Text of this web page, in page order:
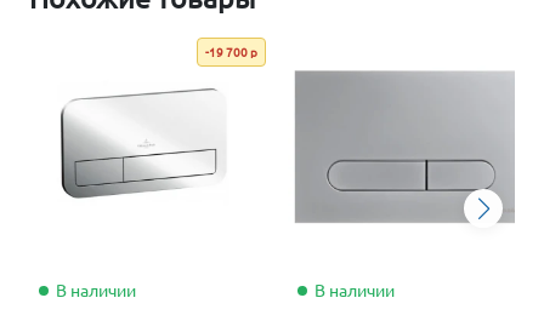
-19 700 р
В наличии В наличии